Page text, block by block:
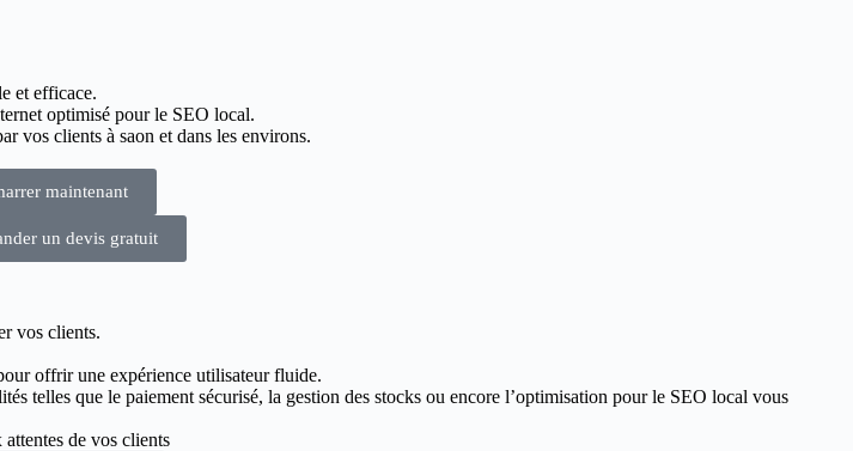
et efficace.
optimisé pour le SEO local.
vos clients à saon et dans les environs.
maintenant
un devis gratuit
vos clients.
offrir une expérience utilisateur fluide.
telles que le paiement sécurisé, la gestion des stocks ou encore l’optimisation pour le SEO local vous
de vos clients